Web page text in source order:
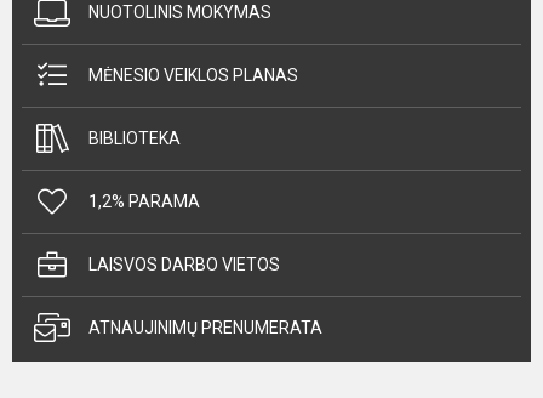
NUOTOLINIS MOKYMAS
MĖNESIO VEIKLOS PLANAS
BIBLIOTEKA
1,2% PARAMA
LAISVOS DARBO VIETOS
ATNAUJINIMŲ PRENUMERATA